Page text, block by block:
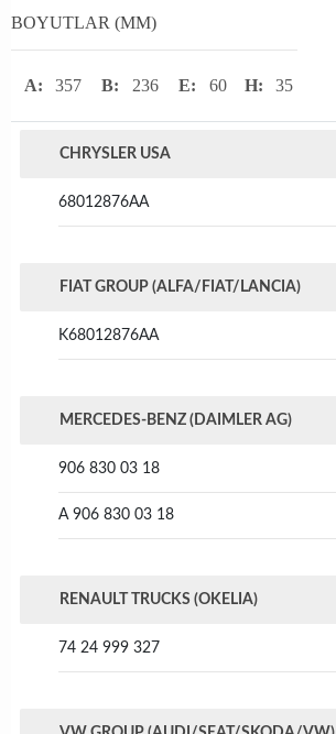
BOYUTLAR (MM)
A: 357 B: 236 E: 60 H: 35
CHRYSLER USA
68012876AA
FIAT GROUP (ALFA/FIAT/LANCIA)
K68012876AA
MERCEDES-BENZ (DAIMLER AG)
906 830 03 18
A 906 830 03 18
RENAULT TRUCKS (OKELIA)
74 24 999 327